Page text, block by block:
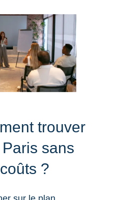
trouver
sans
?